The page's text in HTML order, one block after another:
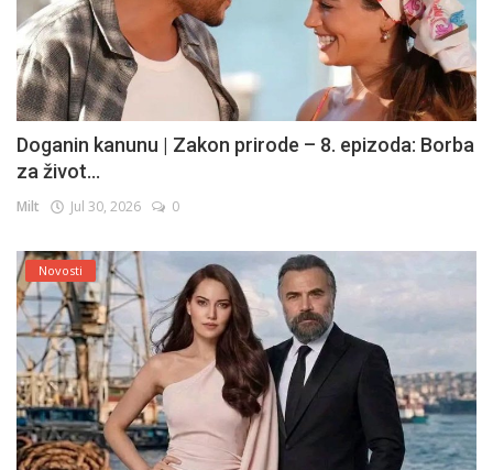
Doganin kanunu | Zakon prirode – 8. epizoda: Borba
za život...
Milt Jul 30, 2026 0
Novosti